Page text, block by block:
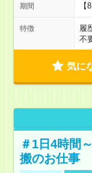
期間
特徴 履
不
気に
＃1日4時間
搬のお仕事